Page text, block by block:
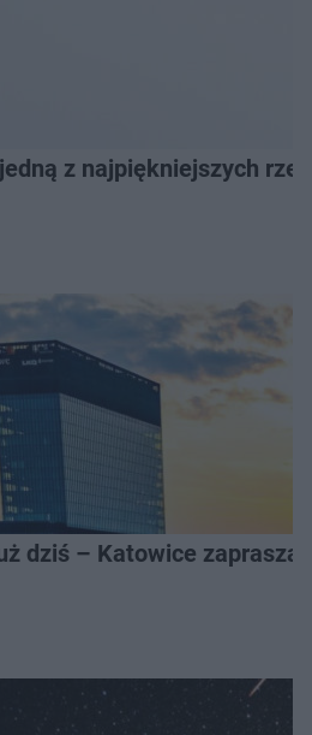
z najpiękniejszych
dziś – Katowice